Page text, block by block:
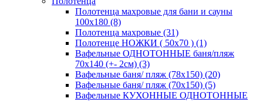
Полотенца махровые для бани и сауны
100х180 (8)
Полотенца махровые (31)
Полотенце НОЖКИ ( 50х70 ) (1)
Вафельные ОДНОТОННЫЕ баня/пляж
70х140 (+- 2см) (3)
Вафельные баня/ пляж (78х150) (20)
Вафельные баня/ пляж (70х150) (5)
Вафельные КУХОННЫЕ ОДНОТОННЫЕ